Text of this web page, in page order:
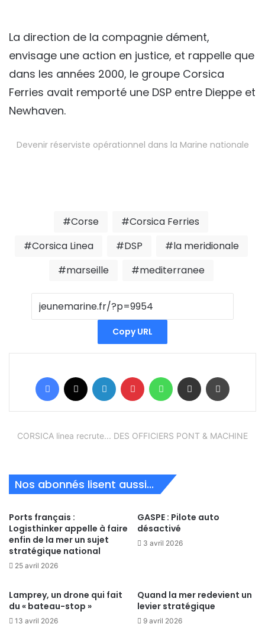
La direction de la compagnie dément,
envisage une action en justice, et rappelle que
dans les années 2000, le groupe Corsica
Ferries avait remporté une DSP entre Dieppe et
Newhaven.
Devenir réserviste opérationnel dans la Marine nationale
Corse
Corsica Ferries
Corsica Linea
DSP
la meridionale
marseille
mediterranee
Copy URL
Facebook Linkedin Pinterest WhatsAppPartager par email
CORSICA linea recrute... DES OFFICIERS PONT & MACHINE
Nos abonnés lisent aussi...
Ports français :
Logisthinker appelle à faire
enfin de la mer un sujet
stratégique national
25 avril 2026
GASPE : Pilote auto
désactivé
3 avril 2026
Lamprey, un drone qui fait
du « bateau-stop »
13 avril 2026
Quand la mer redevient un
levier stratégique
9 avril 2026